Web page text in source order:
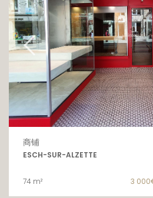
商铺
ESCH-SUR-ALZETTE
74 m² 3